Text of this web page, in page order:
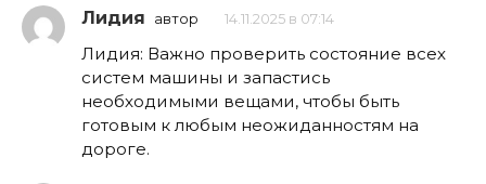
Лидия автор 14.11.2025 в 07:14
Лидия: Важно проверить состояние всех
систем машины и запастись
необходимыми вещами, чтобы быть
готовым к любым неожиданностям на
дороге.